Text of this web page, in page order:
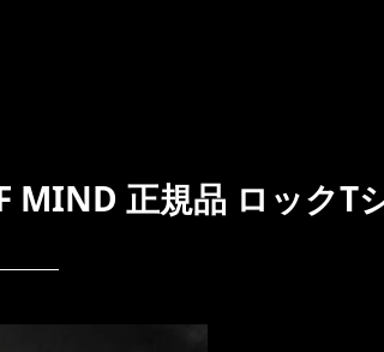
MIND 正規品 ロックT